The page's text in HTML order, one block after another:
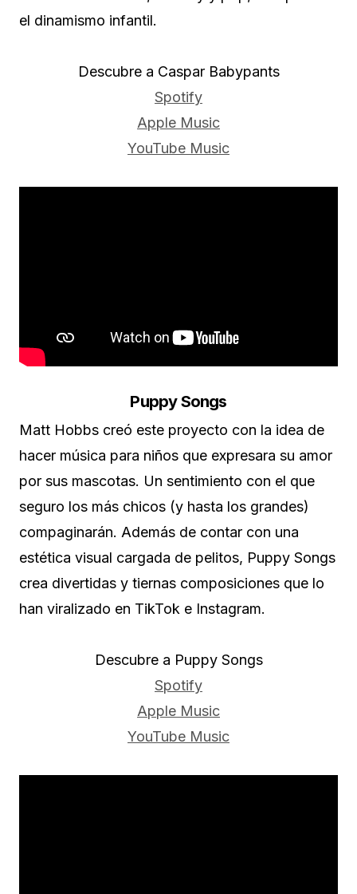
el dinamismo infantil.
Descubre a Caspar Babypants
Spotify
Apple Music
YouTube Music
Puppy Songs
Matt Hobbs creó este proyecto con la idea de
hacer música para niños que expresara su amor
por sus mascotas. Un sentimiento con el que
seguro los más chicos (y hasta los grandes)
compaginarán. Además de contar con una
estética visual cargada de pelitos, Puppy Songs
crea divertidas y tiernas composiciones que lo
han viralizado en TikTok e Instagram.
Descubre a Puppy Songs
Spotify
Apple Music
YouTube Music